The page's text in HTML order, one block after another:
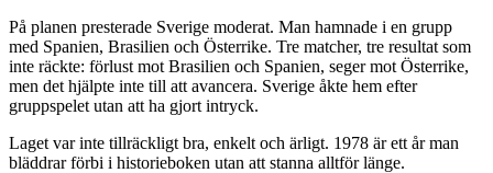
På planen presterade Sverige moderat. Man hamnade i en grupp
med Spanien, Brasilien och Österrike. Tre matcher, tre resultat som
inte räckte: förlust mot Brasilien och Spanien, seger mot Österrike,
men det hjälpte inte till att avancera. Sverige åkte hem efter
gruppspelet utan att ha gjort intryck.
Laget var inte tillräckligt bra, enkelt och ärligt. 1978 är ett år man
bläddrar förbi i historieboken utan att stanna alltför länge.